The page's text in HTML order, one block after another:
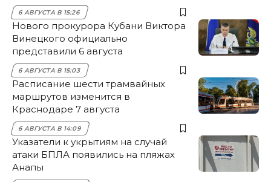
6 АВГУСТА В 15:26
Нового прокурора Кубани Виктора
Винецкого официально
представили 6 августа
6 АВГУСТА В 15:03
Расписание шести трамвайных
маршрутов изменится в
Краснодаре 7 августа
6 АВГУСТА В 14:09
Указатели к укрытиям на случай
атаки БПЛА появились на пляжах
Анапы